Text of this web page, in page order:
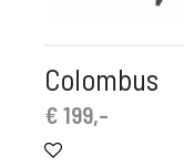
Colombus
€199,-